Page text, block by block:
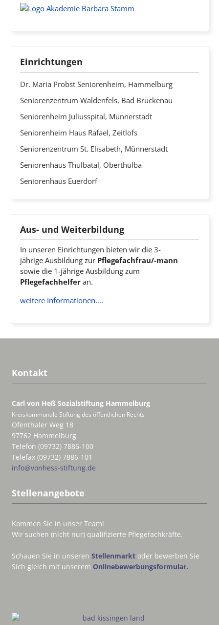
Einrichtungen
Dr. Maria Probst Seniorenheim, Hammelburg
Seniorenzentrum Waldenfels, Bad Brückenau
Seniorenheim Juliusspital, Münnerstadt
Seniorenheim Haus Rafael, Zeitlofs
Seniorenzentrum St. Elisabeth, Münnerstadt
Seniorenhaus Thulbatal, Oberthulba
Seniorenhaus Euerdorf
Aus- und Weiterbildung
In unseren Einrichtungen bieten wir die 3-
jährige Ausbildung zur Pflegefachfrau/-mann
sowie die 1-jährige Ausbildung zum
Pflegefachhelfer an.
weitere Informationen....
Kontakt
Carl von Heß Sozialstiftung Hammelburg
Kreiskommunale Stiftung des öffentlichen Rechts
Ofenthaler Weg 18
97762 Hammelburg
Telefon (09732) 7886-100
Telefax (09732) 7886-101
info@vonhess-stiftung.de
Stellenangebote
Kommen Sie in unser Team!
Wir suchen (nicht nur) qualifizierte Pflegefachkräfte.
Schauen Sie in unseren Stellenmarkt oder bewerben Sie
Sich gleich mit unserem Onlinebewerbungsformular.